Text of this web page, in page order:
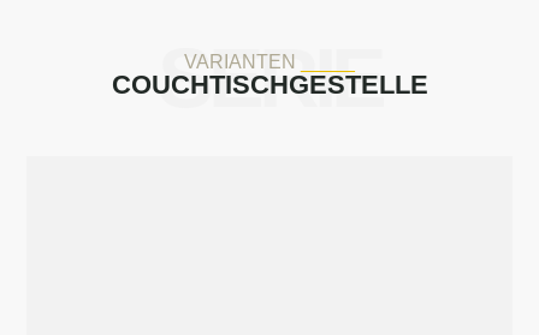
VARIANTEN
SERIE
COUCHTISCH­GESTELLE